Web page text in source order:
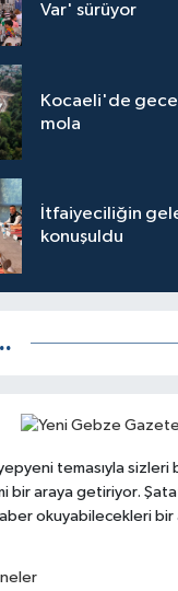
Var' sürüyor
Kocaeli'de
mola
İtfaiyeciliğin
konuşuldu
temasıyla sizleri
bir araya getiriyor.
okuyabilecekleri bir